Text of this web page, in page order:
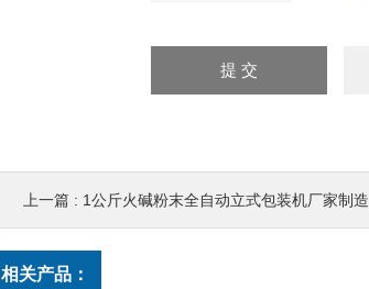
上一篇 : 1公斤火碱粉末全自动立式包装机厂家制造 包装设备
相关产品：